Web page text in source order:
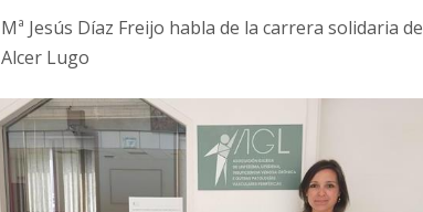
Mª Jesús Díaz Freijo habla de la carrera solidaria de
Alcer Lugo